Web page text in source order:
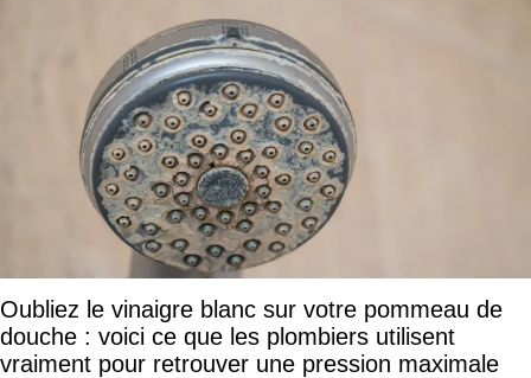
Oubliez le vinaigre blanc sur votre pommeau de
douche : voici ce que les plombiers utilisent
vraiment pour retrouver une pression maximale